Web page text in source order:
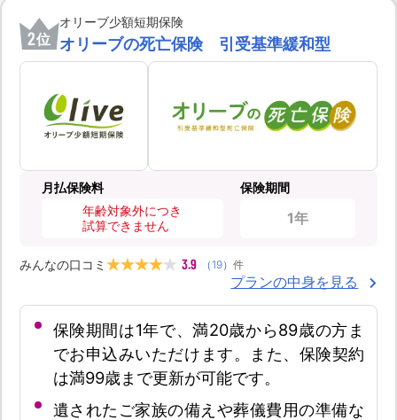
2位
オリーブ少額短期保険
オリーブの死亡保険 引受基準緩和型
月払保険料
年齢対象外につき
試算できません
保険期間
1年
みんなの口コミ 3.9 （ 19） 件
プランの中身を見る
保険期間は1年で、満20歳から89歳の方ま
でお申込みいただけます。また、保険契約
は満99歳まで更新が可能です。
遺されたご家族の備えや葬儀費用の準備な